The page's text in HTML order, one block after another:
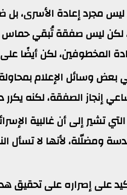
مجرد إعادة الأسرى، بل
لكن ليس صفقة تُبقي حماس
المخطوفين، لكن أيضًا
بعض وسائل الإعلام
إنجاز الصفقة، لكنه
تشير إلى أن غالبية
ومضلّلة، لأنها لا
على إصراره على تحقيق